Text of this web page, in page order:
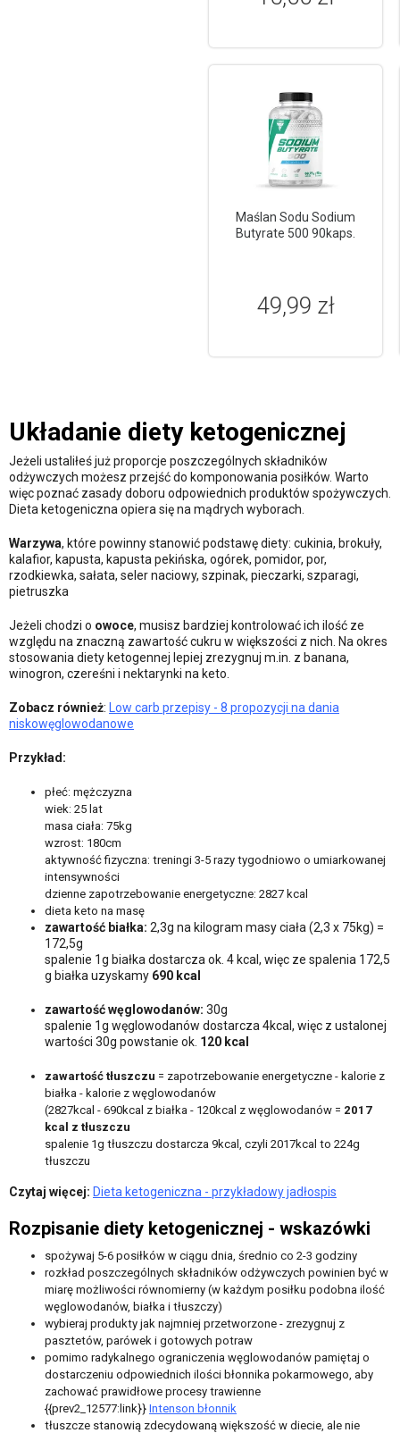
Maślan Sodu Sodium
Butyrate 500 90kaps.
49,99 zł
Układanie diety ketogenicznej
Jeżeli ustaliłeś już proporcje poszczególnych składników
odżywczych możesz przejść do komponowania posiłków. Warto
więc poznać zasady doboru odpowiednich produktów spożywczych.
Dieta ketogeniczna opiera się na mądrych wyborach.
Warzywa, które powinny stanowić podstawę diety: cukinia, brokuły,
kalafior, kapusta, kapusta pekińska, ogórek, pomidor, por,
rzodkiewka, sałata, seler naciowy, szpinak, pieczarki, szparagi,
pietruszka
Jeżeli chodzi o owoce, musisz bardziej kontrolować ich ilość ze
względu na znaczną zawartość cukru w większości z nich. Na okres
stosowania diety ketogennej lepiej zrezygnuj m.in. z banana,
winogron, czereśni i nektarynki na keto.
Zobacz również:
Low carb przepisy - 8 propozycji na dania
niskowęglowodanowe
Przykład:
płeć: mężczyzna
wiek: 25 lat
masa ciała: 75kg
wzrost: 180cm
aktywność fizyczna: treningi 3-5 razy tygodniowo o umiarkowanej
intensywności
dzienne zapotrzebowanie energetyczne: 2827 kcal
dieta keto na masę
zawartość białka: 2,3g na kilogram masy ciała (2,3 x 75kg) =
172,5g
spalenie 1g białka dostarcza ok. 4 kcal, więc ze spalenia 172,5
g białka uzyskamy 690 kcal
zawartość węglowodanów: 30g
spalenie 1g węglowodanów dostarcza 4kcal, więc z ustalonej
wartości 30g powstanie ok. 120 kcal
zawartość tłuszczu = zapotrzebowanie energetyczne - kalorie z
białka - kalorie z węglowodanów
(2827kcal - 690kcal z białka - 120kcal z węglowodanów = 2017
kcal z tłuszczu
spalenie 1g tłuszczu dostarcza 9kcal, czyli 2017kcal to 224g
tłuszczu
Czytaj więcej: Dieta ketogeniczna - przykładowy jadłospis
Rozpisanie diety ketogenicznej - wskazówki
spożywaj 5-6 posiłków w ciągu dnia, średnio co 2-3 godziny
rozkład poszczególnych składników odżywczych powinien być w
miarę możliwości równomierny (w każdym posiłku podobna ilość
węglowodanów, białka i tłuszczy)
wybieraj produkty jak najmniej przetworzone - zrezygnuj z
pasztetów, parówek i gotowych potraw
pomimo radykalnego ograniczenia węglowodanów pamiętaj o
dostarczeniu odpowiednich ilości błonnika pokarmowego, aby
zachować prawidłowe procesy trawienne
{{prev2_12577:link}} Intenson błonnik
tłuszcze stanowią zdecydowaną większość w diecie, ale nie